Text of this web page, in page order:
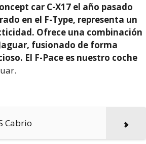
car C-X17 el año pasado
en el F-Type, representa un
Ofrece una combinación
fusionado de forma
El F-Pace es nuestro coche
Cabrio